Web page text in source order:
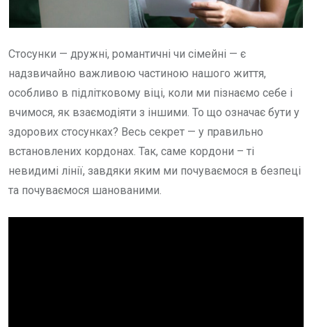
Стосунки — дружні, романтичні чи сімейні — є
надзвичайно важливою частиною нашого життя,
особливо в підлітковому віці, коли ми пізнаємо себе і
вчимося, як взаємодіяти з іншими. То що означає бути у
здорових стосунках? Весь секрет — у правильно
встановлених кордонах. Так, саме кордони – ті
невидимі лінії, завдяки яким ми почуваємося в безпеці
та почуваємося шанованими.